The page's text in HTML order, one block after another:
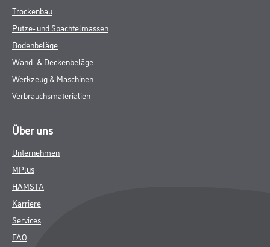
Trockenbau
Putze- und Spachtelmassen
Bodenbeläge
Wand- & Deckenbeläge
Werkzeug & Maschinen
Verbrauchsmaterialien
Über uns
Unternehmen
MPlus
HAMSTA
Karriere
Services
FAQ